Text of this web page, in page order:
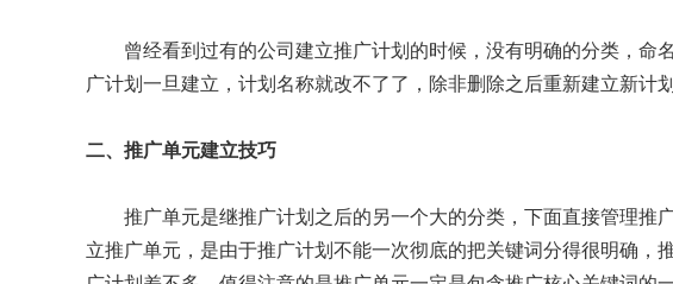
曾经看到过有的公司建立推广计划的时候，没有明确的分类，
广计划一旦建立，计划名称就改不了了，除非删除之后重新建立新计
二、推广单元建立技巧
推广单元是继推广计划之后的另一个大的分类，下面直接管理
立推广单元，是由于推广计划不能一次彻底的把关键词分得很明确